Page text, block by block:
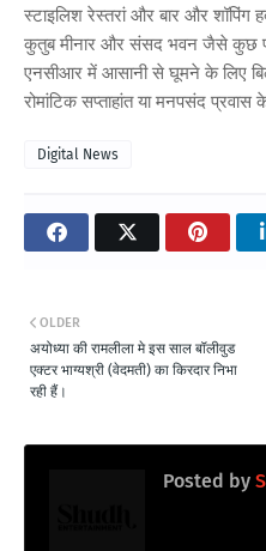
स्टाइलिश रेस्तरां और बार और
कुतुब मीनार और संसद भवन जैसे कुछ
एनसीआर में आसानी से घूमने के लिए
रोमांटिक सप्ताहांत या मनपसंद
Digital News
OLDER
अयोध्या की रामलीला मे इस साल बॉलीवुड
एक्टर भाग्यश्री (वेदमती) का किरदार निभा
रही हैं।
Posted by